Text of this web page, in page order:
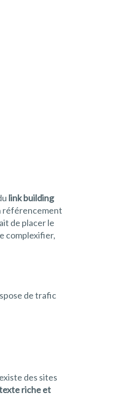
link building
référencement
de placer le
complexifier,
de trafic
des sites
riche et